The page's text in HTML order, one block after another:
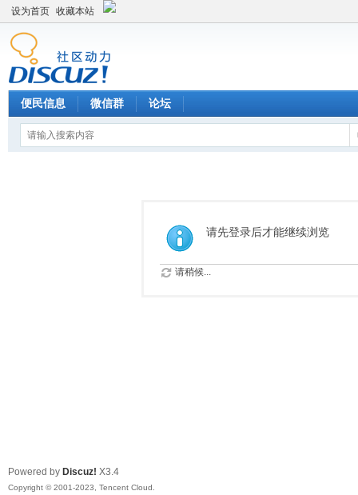
设为首页 收藏本站
便民信息 微信群 论坛
请先登录后才能继续浏览
请稍候...
Powered by Discuz! X3.4
Copyright © 2001-2023, Tencent Cloud.